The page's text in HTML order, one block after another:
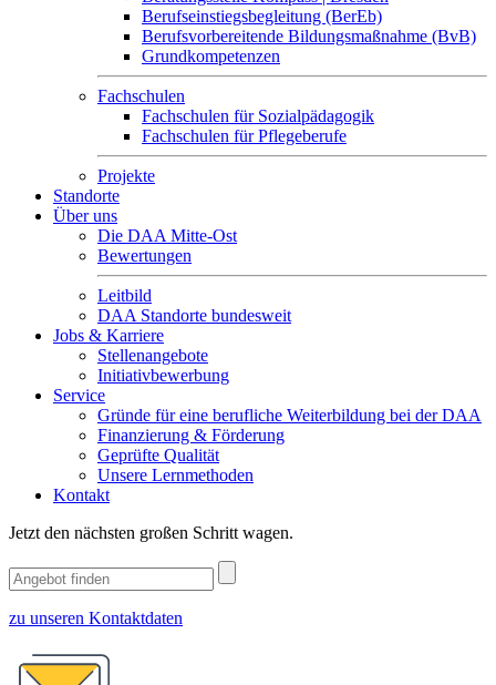
Berufseinstiegsbegleitung (BerEb)
Berufsvorbereitende Bildungsmaßnahme (BvB)
Grundkompetenzen
Fachschulen
Fachschulen für Sozialpädagogik
Fachschulen für Pflegeberufe
Projekte
Standorte
Über uns
Die DAA Mitte-Ost
Bewertungen
Leitbild
DAA Standorte bundesweit
Jobs & Karriere
Stellenangebote
Initiativbewerbung
Service
Gründe für eine berufliche Weiterbildung bei der DAA
Finanzierung & Förderung
Geprüfte Qualität
Unsere Lernmethoden
Kontakt
Jetzt den nächsten großen Schritt wagen.
zu unseren Kontaktdaten